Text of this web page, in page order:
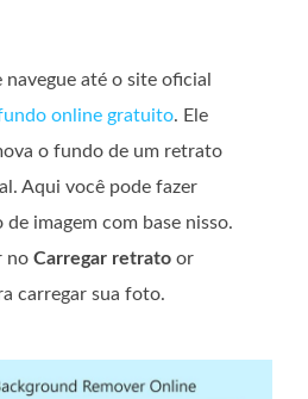
até o site oficial
online gratuito. Ele
o fundo de um retrato
Aqui você pode fazer
imagem com base nisso.
no Carregar retrato or
carregar sua foto.